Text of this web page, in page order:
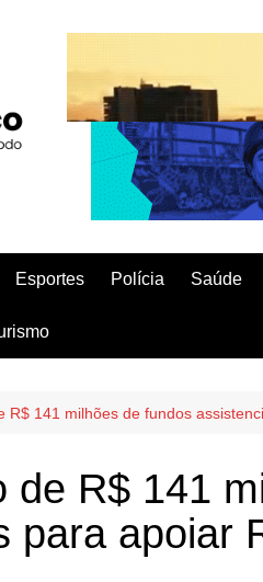
Esportes Polícia Saúde
R$ 141 milhões de fundos
de R$ 141
para apoiar